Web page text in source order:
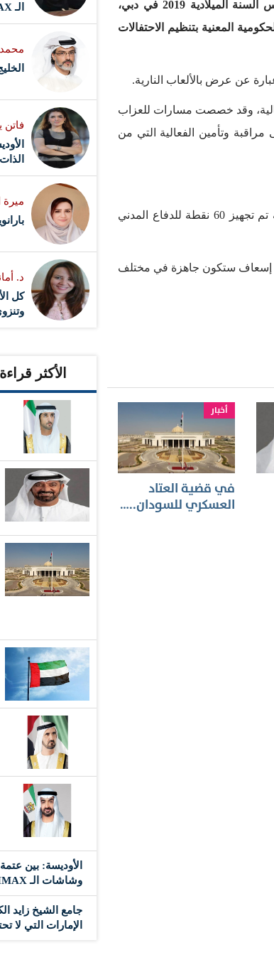
انطلق صباح اليوم المؤتمر الصحفي للإعلان عن تفاصيل الاحتفالات الرسمية برأس السنة الميلادية 2019 في دبي،
المعنية بتنظيم الاحتفالات
عن عرض بالألعاب النارية.
و2000 دورية جاهزة لتأمين الفعالية، وقد خصصت مسارات للعزاب
12 ألف كاميرا ستعمل على مراقبة وتأمين الفعالية التي من
من جانبه قال اللواء خبير راشد ثاني المطروشي مدير عام الدفاع المدني بدبي أنه تم تجهيز 60 نقطة للدفاع المدني
المدير التنفيذي لمؤسسة دبي لخدمات الإسعاف إن 259 سيارة إسعاف ستكون جاهزة في مختلف
أخبار
في قضية العتاد
العسكري للسودان..…
الـ IMAX
فاتن
الذات
ميرة
د.
كل
الأكثر قراءة
الأوديسة: بين
وشاشات الـ IMAX
جامع الشيخ زايد
الإمارات التي لا